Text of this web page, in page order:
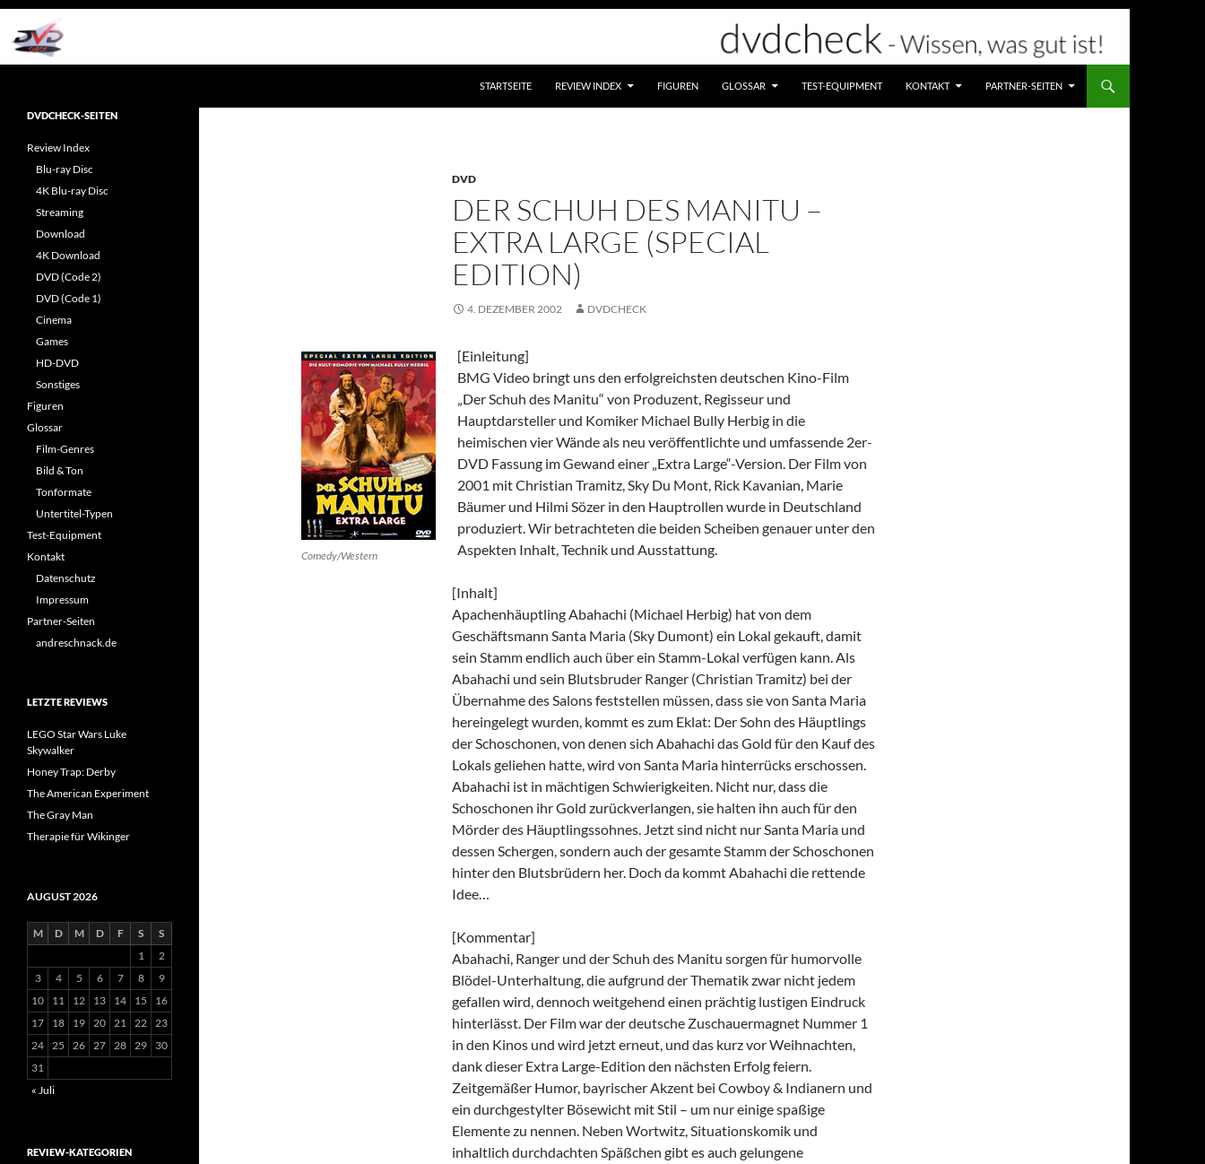
Zum
Inhalt
springen
STARTSEITE REVIEW INDEX FIGUREN GLOSSAR TEST-EQUIPMENT KONTAKT PARTNER-SEITEN
DVD
DER SCHUH DES MANITU –
EXTRA LARGE (SPECIAL
EDITION)
4. DEZEMBER 2002 DVDCHECK
Comedy/Western
[Einleitung]
BMG Video bringt uns den erfolgreichsten deutschen Kino-Film
„Der Schuh des Manitu“ von Produzent, Regisseur und
Hauptdarsteller und Komiker Michael Bully Herbig in die
heimischen vier Wände als neu veröffentlichte und umfassende 2er-
DVD Fassung im Gewand einer „Extra Large“-Version. Der Film von
2001 mit Christian Tramitz, Sky Du Mont, Rick Kavanian, Marie
Bäumer und Hilmi Sözer in den Hauptrollen wurde in Deutschland
produziert. Wir betrachteten die beiden Scheiben genauer unter den
Aspekten Inhalt, Technik und Ausstattung.
[Inhalt]
Apachenhäuptling Abahachi (Michael Herbig) hat von dem
Geschäftsmann Santa Maria (Sky Dumont) ein Lokal gekauft, damit
sein Stamm endlich auch über ein Stamm-Lokal verfügen kann. Als
Abahachi und sein Blutsbruder Ranger (Christian Tramitz) bei der
Übernahme des Salons feststellen müssen, dass sie von Santa Maria
hereingelegt wurden, kommt es zum Eklat: Der Sohn des Häuptlings
der Schoschonen, von denen sich Abahachi das Gold für den Kauf des
Lokals geliehen hatte, wird von Santa Maria hinterrücks erschossen.
Abahachi ist in mächtigen Schwierigkeiten. Nicht nur, dass die
Schoschonen ihr Gold zurückverlangen, sie halten ihn auch für den
Mörder des Häuptlingssohnes. Jetzt sind nicht nur Santa Maria und
dessen Schergen, sondern auch der gesamte Stamm der Schoschonen
hinter den Blutsbrüdern her. Doch da kommt Abahachi die rettende
Idee…
[Kommentar]
Abahachi, Ranger und der Schuh des Manitu sorgen für humorvolle
Blödel-Unterhaltung, die aufgrund der Thematik zwar nicht jedem
gefallen wird, dennoch weitgehend einen prächtig lustigen Eindruck
hinterlässt. Der Film war der deutsche Zuschauermagnet Nummer 1
in den Kinos und wird jetzt erneut, und das kurz vor Weihnachten,
dank dieser Extra Large-Edition den nächsten Erfolg feiern.
Zeitgemäßer Humor, bayrischer Akzent bei Cowboy & Indianern und
ein durchgestylter Bösewicht mit Stil – um nur einige spaßige
Elemente zu nennen. Neben Wortwitz, Situationskomik und
inhaltlich durchdachten Späßchen gibt es auch gelungene
Reviews rund ums Heimkino &
DVDCHECK-SEITEN
Review Index
Blu-ray Disc
4K Blu-ray Disc
Streaming
Download
4K Download
DVD (Code 2)
DVD (Code 1)
Cinema
Games
HD-DVD
Sonstiges
Figuren
Glossar
Film-Genres
Bild & Ton
Tonformate
Untertitel-Typen
Test-Equipment
Kontakt
Datenschutz
Impressum
Partner-Seiten
andreschnack.de
LETZTE REVIEWS
LEGO Star Wars Luke
Skywalker
Honey Trap: Derby
The American Experiment
The Gray Man
Therapie für Wikinger
AUGUST 2026
M D M D F S
S
1
2
3
4 5 6 7 8
9
10
11 12 13 14 15
16
17
18 19 20 21 22 23
24 25 26 27 28 29
30
31
« Juli
REVIEW-KATEGORIEN